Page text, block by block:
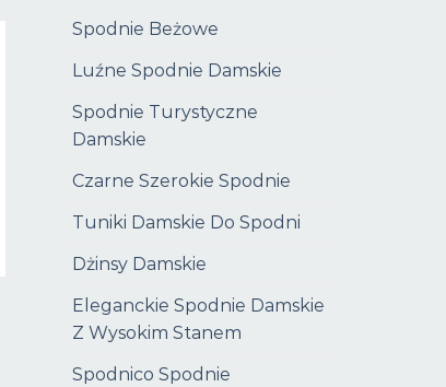
Spodnie Beżowe
Luźne Spodnie Damskie
Spodnie Turystyczne
Damskie
Czarne Szerokie Spodnie
Tuniki Damskie Do Spodni
Dżinsy Damskie
Eleganckie Spodnie Damskie
Z Wysokim Stanem
Spodnico Spodnie